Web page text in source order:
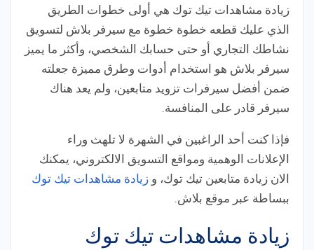
زيادة مشاهدات تيك توك هي أولى خطوات الطريق
الذي عليك قطعه خطوة خطوة مع سيرفر بلاش لتسويق
نشاطك التجاري أو حتى حسابك الشخصي، وأكثر ما يميز
سيرفر بلاش هو استخدام أدوات وطرق مميزة جعلته
ضمن أفضل سيرفرات تزويد متابعين، ولم يعد هناك
سيرفر قادر على المنافسة.
فإذا كنت أحد الراغبين في الشهرة لا تلهث وراء
الإعلانات الوهمية ومواقع التسويق الالكتروني، يمكنك
الان زيادة متابعين تيك توك، و زيادة مشاهدات تيك توك
ببساطة عبر موقع بلاش.
زيادة مشاهدات تيك توك